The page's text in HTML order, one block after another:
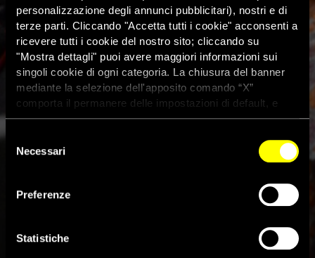
personalizzazione degli annunci pubblicitari), nostri e di
terze parti. Cliccando "Accetta tutti i cookie" acconsenti a
ricevere tutti i cookie del nostro sito; cliccando su
"Mostra dettagli" puoi avere maggiori informazioni sui
singoli cookie di ogni categoria. La chiusura del banner
mediante la selezione dell'apposito comando “X”
comporta il permanere delle impostazioni di default, e
dunque la continuazione della navigazione con i cookie
dei cookie attivi sul sito clicca
Selezione
delNecessari
Preferenze
Statistiche
Due arresti in Brasile, primi
passi avanti nelle indagini
Franco